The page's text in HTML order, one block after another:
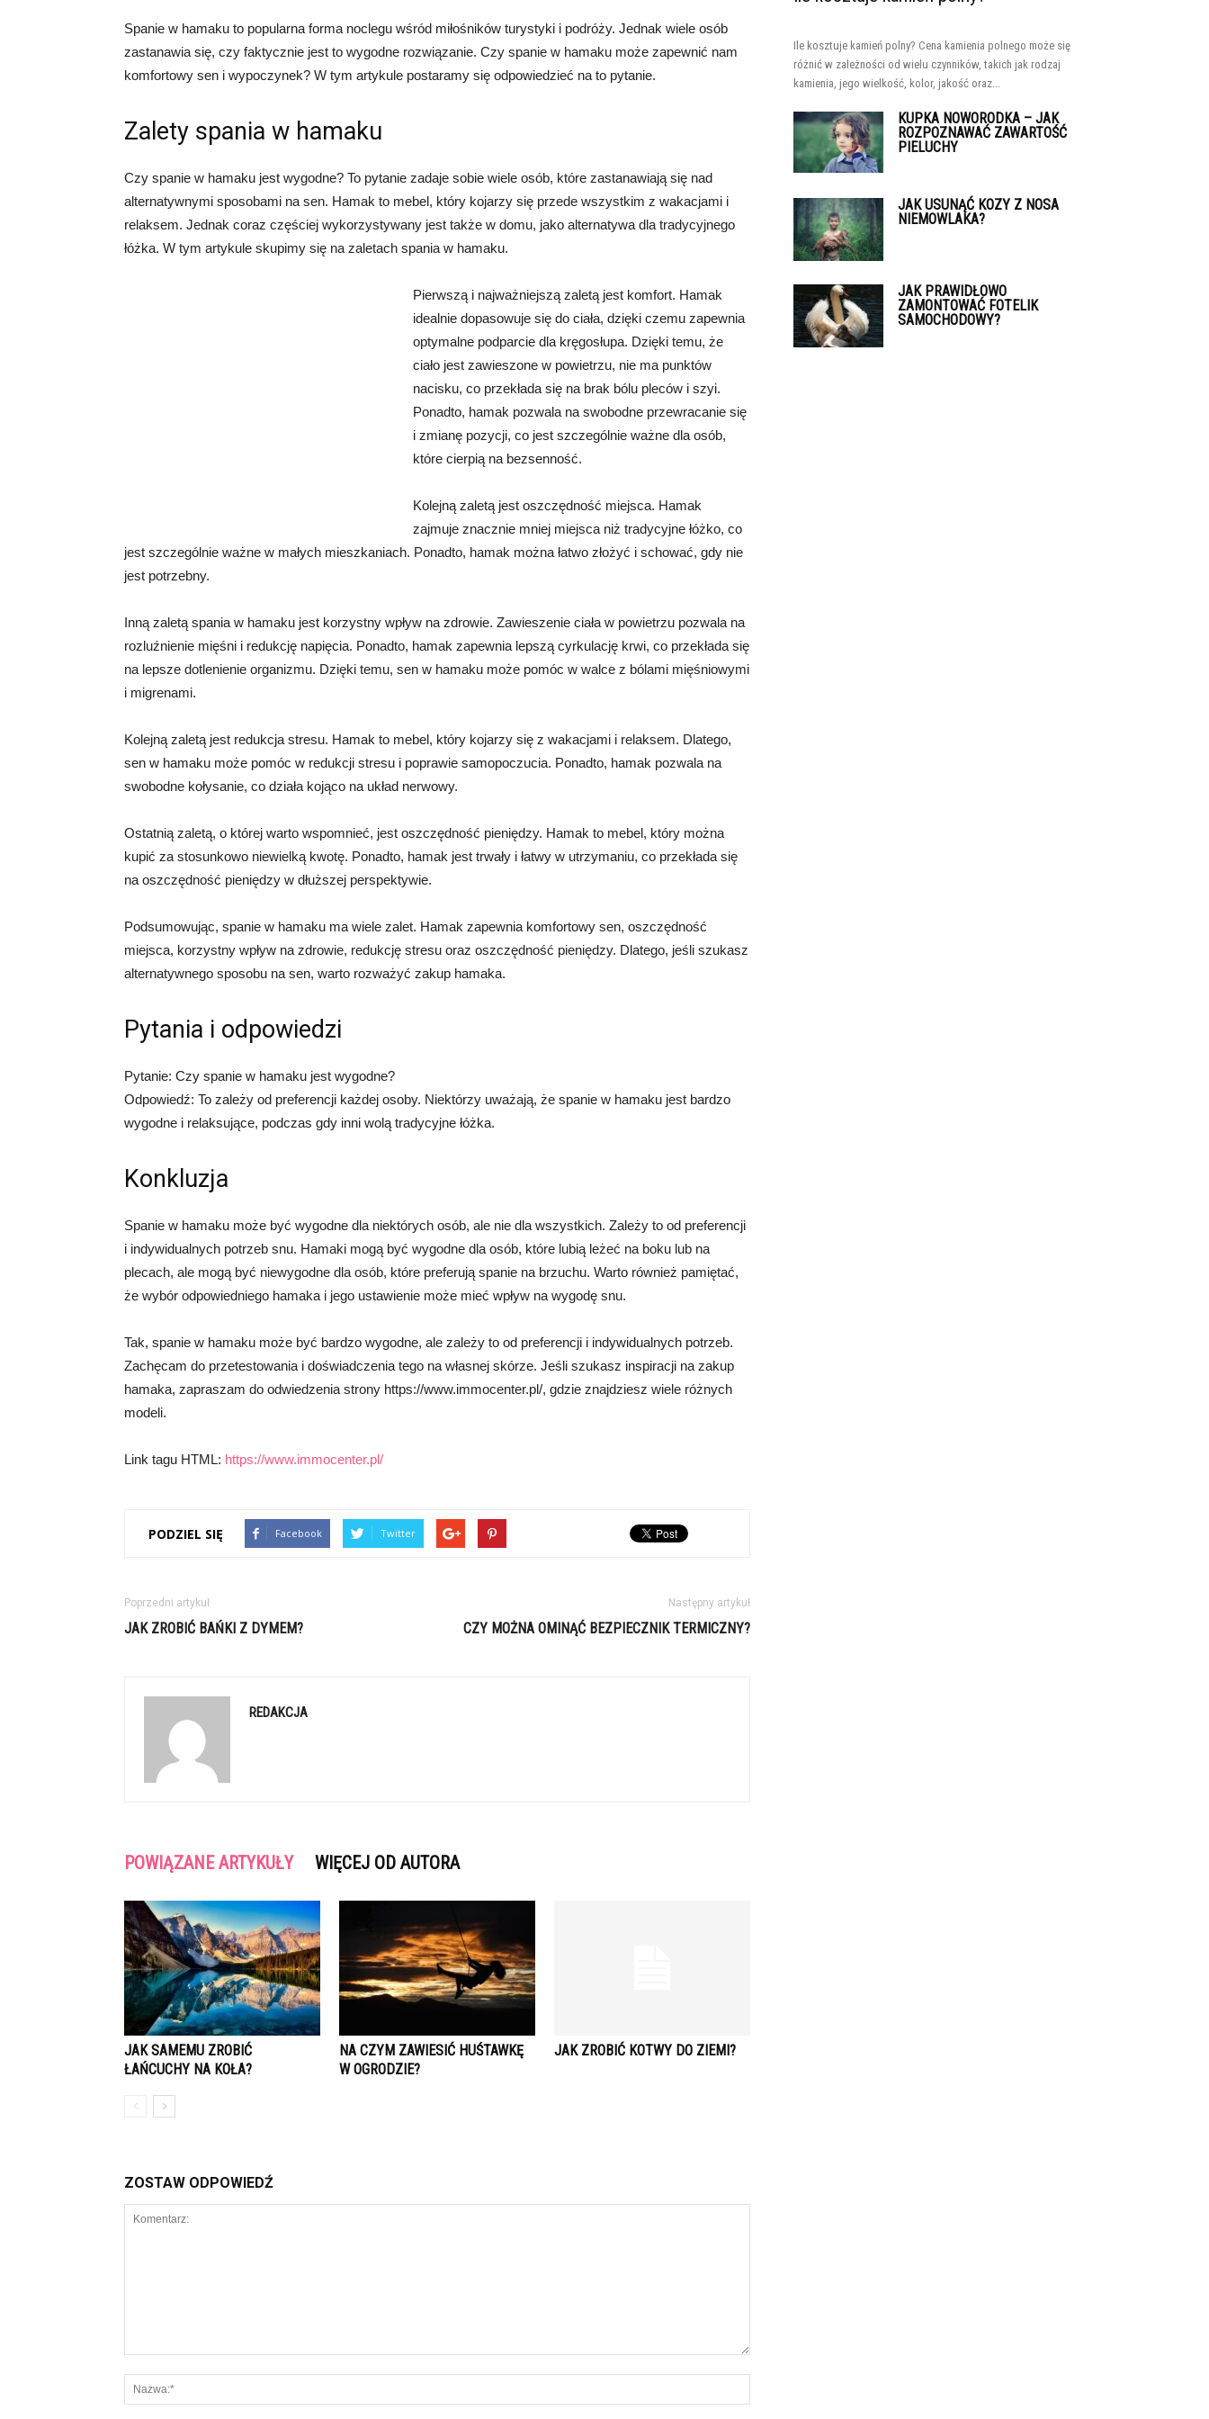
Spanie w hamaku to popularna forma noclegu wśród miłośników turystyki i podróży. Jednak wiele osób
zastanawia się, czy faktycznie jest to wygodne rozwiązanie. Czy spanie w hamaku może zapewnić nam
komfortowy sen i wypoczynek? W tym artykule postaramy się odpowiedzieć na to pytanie.
Zalety spania w hamaku
Czy spanie w hamaku jest wygodne? To pytanie zadaje sobie wiele osób, które zastanawiają się nad
alternatywnymi sposobami na sen. Hamak to mebel, który kojarzy się przede wszystkim z wakacjami i
relaksem. Jednak coraz częściej wykorzystywany jest także w domu, jako alternatywa dla tradycyjnego
łóżka. W tym artykule skupimy się na zaletach spania w hamaku.
Pierwszą i najważniejszą zaletą jest komfort. Hamak
idealnie dopasowuje się do ciała, dzięki czemu zapewnia
optymalne podparcie dla kręgosłupa. Dzięki temu, że
ciało jest zawieszone w powietrzu, nie ma punktów
nacisku, co przekłada się na brak bólu pleców i szyi.
Ponadto, hamak pozwala na swobodne przewracanie się
i zmianę pozycji, co jest szczególnie ważne dla osób,
które cierpią na bezsenność.
Kolejną zaletą jest oszczędność miejsca. Hamak
zajmuje znacznie mniej miejsca niż tradycyjne łóżko, co
jest szczególnie ważne w małych mieszkaniach. Ponadto, hamak można łatwo złożyć i schować, gdy nie
jest potrzebny.
Inną zaletą spania w hamaku jest korzystny wpływ na zdrowie. Zawieszenie ciała w powietrzu pozwala na
rozluźnienie mięśni i redukcję napięcia. Ponadto, hamak zapewnia lepszą cyrkulację krwi, co przekłada się
na lepsze dotlenienie organizmu. Dzięki temu, sen w hamaku może pomóc w walce z bólami mięśniowymi
i migrenami.
Kolejną zaletą jest redukcja stresu. Hamak to mebel, który kojarzy się z wakacjami i relaksem. Dlatego,
sen w hamaku może pomóc w redukcji stresu i poprawie samopoczucia. Ponadto, hamak pozwala na
swobodne kołysanie, co działa kojąco na układ nerwowy.
Ostatnią zaletą, o której warto wspomnieć, jest oszczędność pieniędzy. Hamak to mebel, który można
kupić za stosunkowo niewielką kwotę. Ponadto, hamak jest trwały i łatwy w utrzymaniu, co przekłada się
na oszczędność pieniędzy w dłuższej perspektywie.
Podsumowując, spanie w hamaku ma wiele zalet. Hamak zapewnia komfortowy sen, oszczędność
miejsca, korzystny wpływ na zdrowie, redukcję stresu oraz oszczędność pieniędzy. Dlatego, jeśli szukasz
alternatywnego sposobu na sen, warto rozważyć zakup hamaka.
Pytania i odpowiedzi
Pytanie: Czy spanie w hamaku jest wygodne?
Odpowiedź: To zależy od preferencji każdej osoby. Niektórzy uważają, że spanie w hamaku jest bardzo
wygodne i relaksujące, podczas gdy inni wolą tradycyjne łóżka.
Konkluzja
Spanie w hamaku może być wygodne dla niektórych osób, ale nie dla wszystkich. Zależy to od preferencji
i indywidualnych potrzeb snu. Hamaki mogą być wygodne dla osób, które lubią leżeć na boku lub na
plecach, ale mogą być niewygodne dla osób, które preferują spanie na brzuchu. Warto również pamiętać,
że wybór odpowiedniego hamaka i jego ustawienie może mieć wpływ na wygodę snu.
Tak, spanie w hamaku może być bardzo wygodne, ale zależy to od preferencji i indywidualnych potrzeb.
Zachęcam do przetestowania i doświadczenia tego na własnej skórze. Jeśli szukasz inspiracji na zakup
hamaka, zapraszam do odwiedzenia strony https://www.immocenter.pl/, gdzie znajdziesz wiele różnych
modeli.
Link tagu HTML: https://www.immocenter.pl/
PODZIEL SIĘ Facebook Twitter
Poprzedni artykuł
JAK ZROBIĆ BAŃKI Z DYMEM?
Następny artykuł
CZY MOŻNA OMINĄĆ BEZPIECZNIK TERMICZNY?
REDAKCJA
POWIĄZANE ARTYKUŁY WIĘCEJ OD AUTORA
JAK SAMEMU ZROBIĆ
ŁAŃCUCHY NA KOŁA?
NA CZYM ZAWIESIĆ HUŚTAWKĘ
W OGRODZIE?
JAK ZROBIĆ KOTWY DO ZIEMI?
ZOSTAW ODPOWIEDŹ
Ile kosztuje kamień polny? Cena kamienia polnego może się
różnić w zależności od wielu czynników, takich jak rodzaj
kamienia, jego wielkość, kolor, jakość oraz...
KUPKA NOWORODKA – JAK
ROZPOZNAWAĆ ZAWARTOŚĆ
PIELUCHY
JAK USUNĄĆ KOZY Z NOSA
NIEMOWLAKA?
JAK PRAWIDŁOWO
ZAMONTOWAĆ FOTELIK
SAMOCHODOWY?